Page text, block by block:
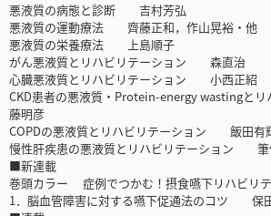
悪液質の病態と診断 吉村芳弘
悪液質の運動療法 齊藤正和，作山晃裕・他
悪液質の栄養療法 上島順子
がん悪液質とリハビリテーション 森直治
心臓悪液質とリハビリテーション 小西正紹
CKD患者の悪液質・Protein-energy wasting
藤明彦
COPDの悪液質とリハビリテーション 飯田有
慢性肝疾患の悪液質とリハビリテーション 筆
■新連載
巻頭カラー 症例でつかむ！摂食嚥下リハビリ
1．脳血管障害に対する嚥下促通法のコツ 保